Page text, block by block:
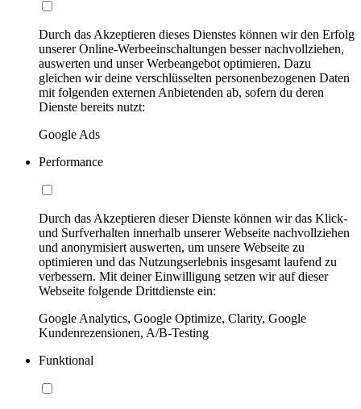
Durch das Akzeptieren dieses Dienstes können wir den Erfolg
unserer Online-Werbeeinschaltungen besser nachvollziehen,
auswerten und unser Werbeangebot optimieren. Dazu
gleichen wir deine verschlüsselten personenbezogenen Daten
mit folgenden externen Anbietenden ab, sofern du deren
Dienste bereits nutzt:
Google Ads
Performance
Durch das Akzeptieren dieser Dienste können wir das Klick-
und Surfverhalten innerhalb unserer Webseite nachvollziehen
und anonymisiert auswerten, um unsere Webseite zu
optimieren und das Nutzungserlebnis insgesamt laufend zu
verbessern. Mit deiner Einwilligung setzen wir auf dieser
Webseite folgende Drittdienste ein:
Google Analytics, Google Optimize, Clarity, Google
Kundenrezensionen, A/B-Testing
Funktional